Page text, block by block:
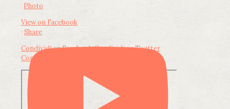
Photo
View on Facebook
· Share
Condividi su FacebookCondividi su Twitter
Condividi su LinkedIn